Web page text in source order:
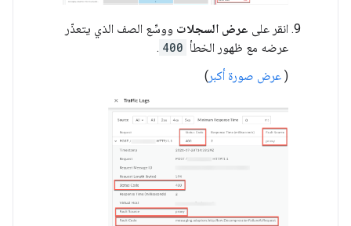
انقر على عرض السجلات ووسِّع الصف الذي يتعذّر
عرضه مع ظهور الخطأ 400
.
( عرض صورة أكبر)